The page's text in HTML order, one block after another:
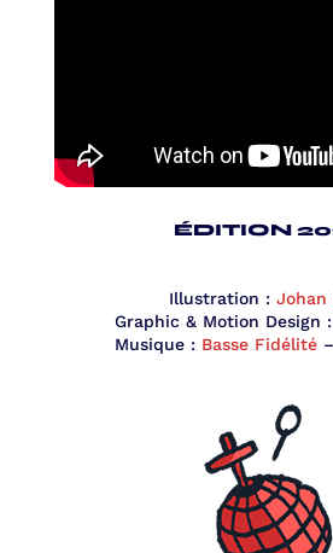
ÉDITION
Illustration : Johan
Graphic & Motion Design
Musique : Basse Fidélité–